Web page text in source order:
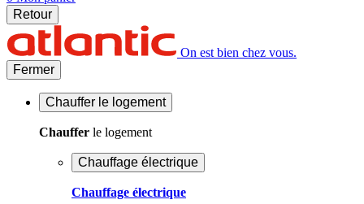
Retour
On est bien chez vous.
Fermer
Chauffer le logement
Chauffer le logement
Chauffage électrique
Chauffage électrique